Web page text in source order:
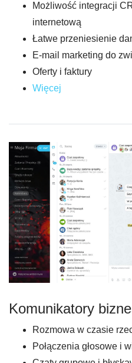
Możliwość integracji
internetową
Łatwe przeniesienie
E-mail marketing do
Oferty i faktury
Więcej
Komunikatory
Rozmowa w czasie
Połączenia głosowe i